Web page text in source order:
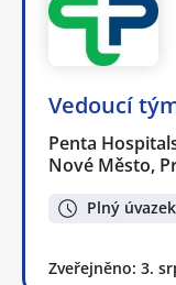
Vedoucí
Penta
Nové Město,
Plný úvazek
Zveřejněno: 3.